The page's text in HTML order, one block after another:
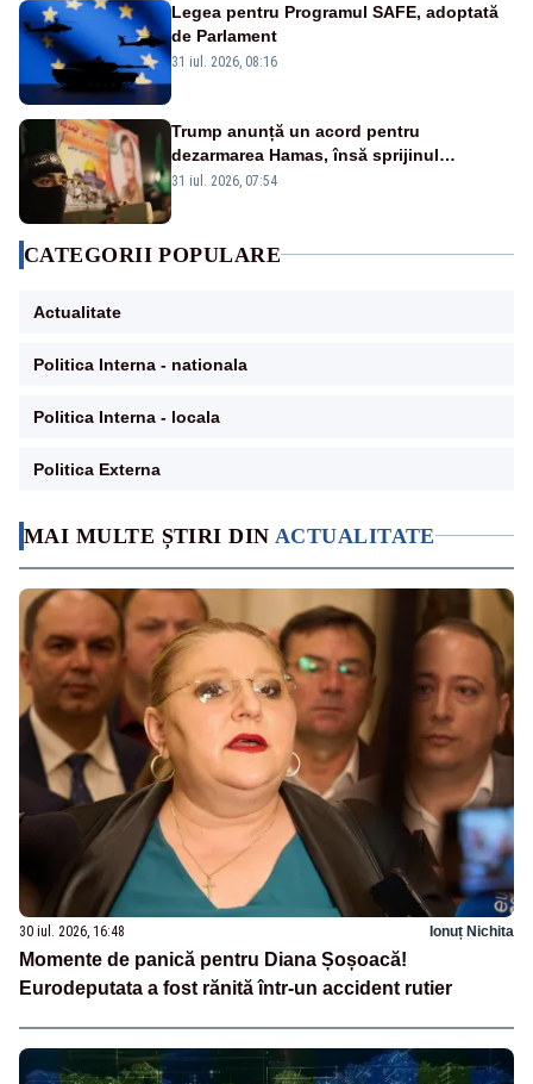
MAI MULTE ȘTIRI DIN ACTUALITATE
30 iul. 2026, 16:48 Ionuț Nichita
Momente de panică pentru Diana Șoșoacă!
Eurodeputata a fost rănită într-un accident rutier
Legea pentru Programul SAFE, adoptată
de Parlament
31 iul. 2026, 08:16
Trump anunță un acord pentru
dezarmarea Hamas, însă sprijinul
Israelului rămâne incert
31 iul. 2026, 07:54
CATEGORII POPULARE
Actualitate
Politica Interna - nationala
Politica Interna - locala
Politica Externa